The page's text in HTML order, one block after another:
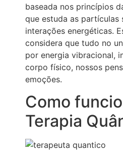
baseada nos princípios
que estuda as partículas
interações energéticas.
considera que tudo no
por energia vibracional,
corpo físico, nossos
emoções.
Como
Terapia